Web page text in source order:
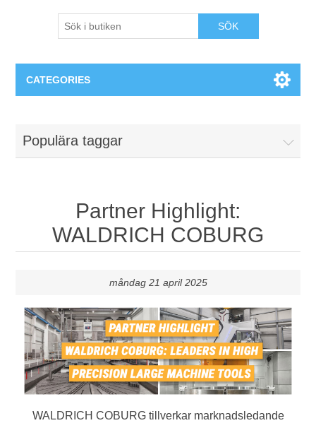
SÖK
CATEGORIES
Metallkapning
Lagringssystem
Bearbetningsmaskiner
Värmebehandling
BRAUN Ytslipningsmaskiner
3D-svetsning
Utbildning
Partners
Spare parts & Service
Kontakt
Populära taggar
Partner Highlight:
WALDRICH COBURG
måndag 21 april 2025
WALDRICH COBURG tillverkar marknadsledande